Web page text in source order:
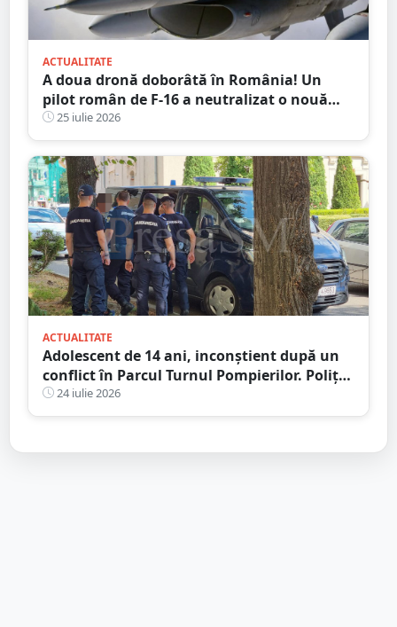
ACTUALITATE
A doua dronă doborâtă în România! Un
pilot român de F-16 a neutralizat o nouă
țintă aeriană în apropierea Deltei Dunării
25 iulie 2026
ACTUALITATE
Adolescent de 14 ani, inconștient după un
conflict în Parcul Turnul Pompierilor. Poliția
a deschis dosar penal
24 iulie 2026